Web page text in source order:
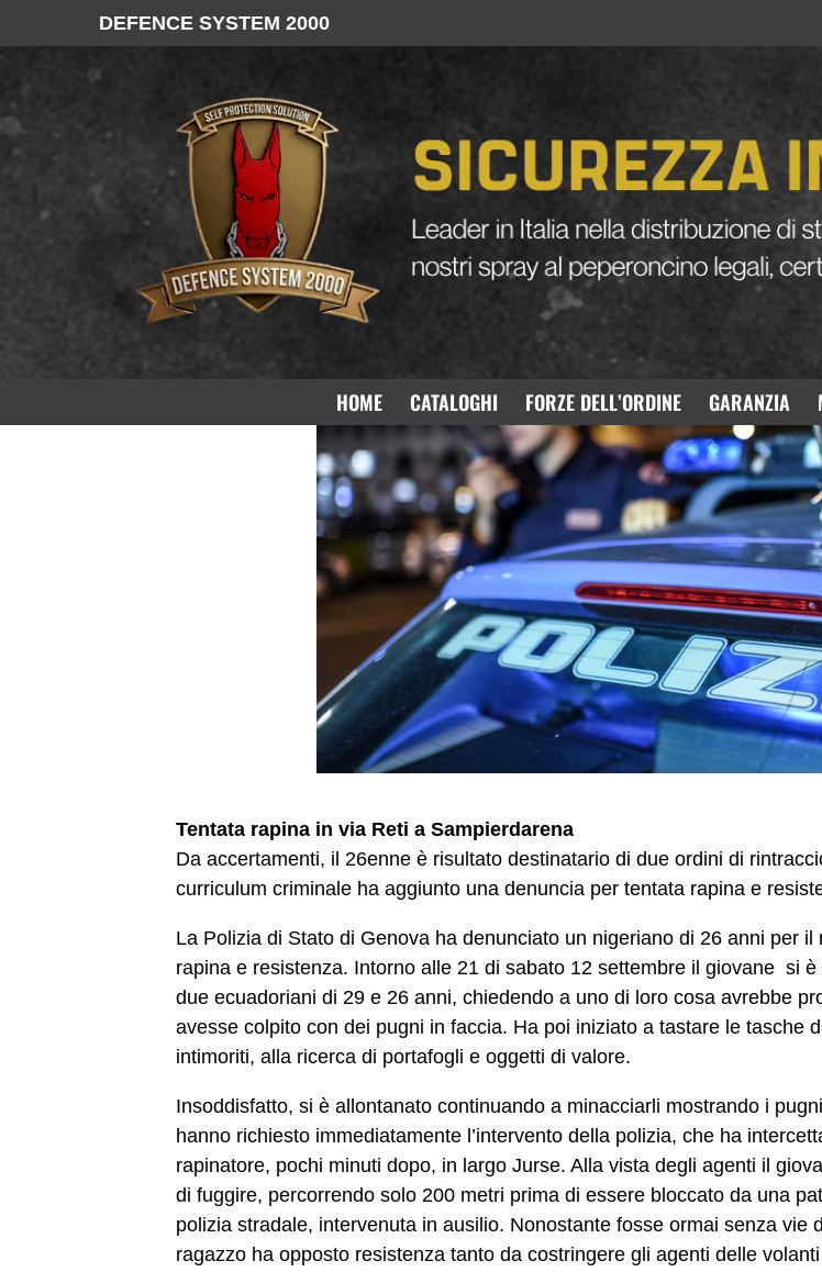
DEFENCE SYSTEM 2000
HOME CATALOGHI FORZE DELL’ORDINE GARANZIA
Tenta di rapinare due
Tentata rapina in via Reti a Sampierdarena
Da accertamenti, il 26enne è risultato destinatario di due ordini di
curriculum criminale ha aggiunto una denuncia per tentata rapina e
La Polizia di Stato di Genova ha denunciato un nigeriano di 26 anni per il
rapina e resistenza. Intorno alle 21 di sabato 12 settembre il giovane si è
due ecuadoriani di 29 e 26 anni, chiedendo a uno di loro cosa avrebbe
avesse colpito con dei pugni in faccia. Ha poi iniziato a tastare le tasche
intimoriti, alla ricerca di portafogli e oggetti di valore.
Insoddisfatto, si è allontanato continuando a minacciarli mostrando i
hanno richiesto immediatamente l’intervento della polizia, che ha
rapinatore, pochi minuti dopo, in largo Jurse. Alla vista degli agenti il
di fuggire, percorrendo solo 200 metri prima di essere bloccato da una
polizia stradale, intervenuta in ausilio. Nonostante fosse ormai senza vie
ragazzo ha opposto resistenza tanto da costringere gli agenti delle